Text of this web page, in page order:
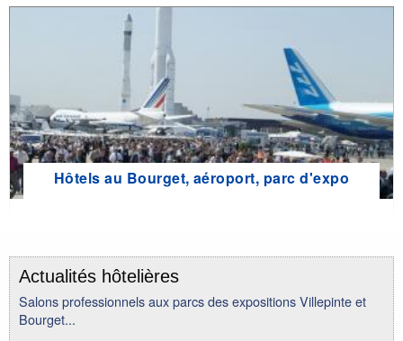
Hôtels au Bourget, aéroport, parc d'expo
Actualités hôtelières
Salons professionnels aux parcs des expositions Villepinte et
Bourget...